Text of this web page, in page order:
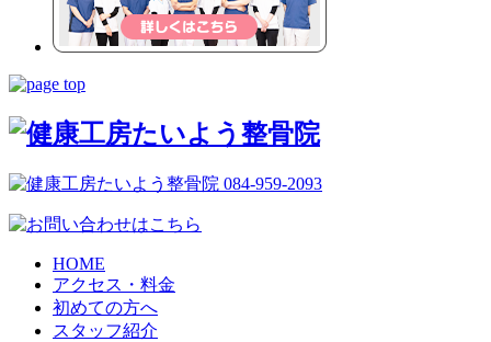
HOME
アクセス・料金
初めての方へ
スタッフ紹介